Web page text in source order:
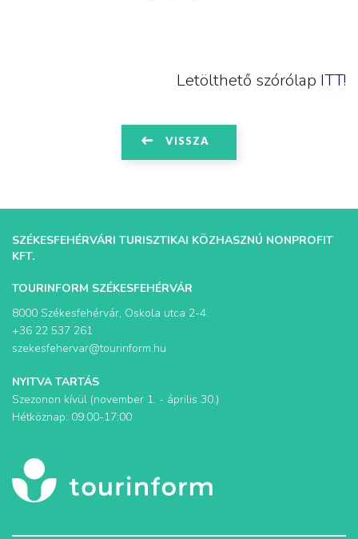
Letölthető szórólap ITT!
VISSZA
SZÉKESFEHÉRVÁRI TURISZTIKAI KÖZHASZNÚ NONPROFIT
KFT.
TOURINFORM SZÉKESFEHÉRVÁR
8000 Székesfehérvár, Oskola utca 2-4.
+36 22 537 261
szekesfehervar@tourinform.hu
NYITVA TARTÁS
Szezonon kívül (november 1. - április 30.)
Hétköznap: 09:00-17:00